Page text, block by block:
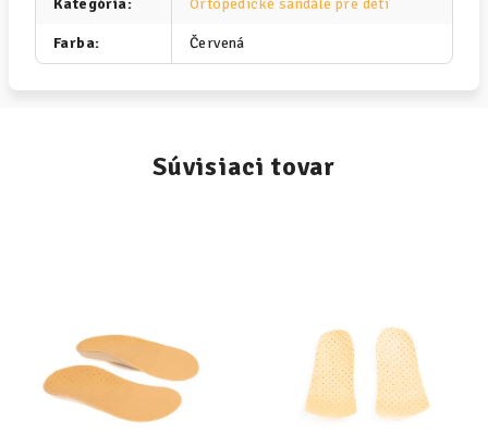
Kategória: Ortopedické sandále pre deti
Farba: Červená
Súvisiaci tovar